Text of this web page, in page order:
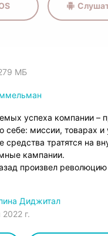
МБ
успеха компании –
себе: миссии, товарах
средства тратятся на
кампании.
произвел
методику
и рекламная кампания
–
Диджитал
г.